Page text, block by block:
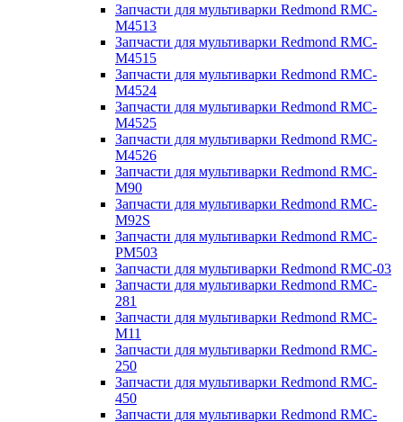
Запчасти для мультиварки Redmond RMC-
M4513
Запчасти для мультиварки Redmond RMC-
M4515
Запчасти для мультиварки Redmond RMC-
M4524
Запчасти для мультиварки Redmond RMC-
M4525
Запчасти для мультиварки Redmond RMC-
M4526
Запчасти для мультиварки Redmond RMC-
M90
Запчасти для мультиварки Redmond RMC-
M92S
Запчасти для мультиварки Redmond RMC-
PM503
Запчасти для мультиварки Redmond RMC-03
Запчасти для мультиварки Redmond RMC-
281
Запчасти для мультиварки Redmond RMC-
M11
Запчасти для мультиварки Redmond RMC-
250
Запчасти для мультиварки Redmond RMC-
450
Запчасти для мультиварки Redmond RMC-